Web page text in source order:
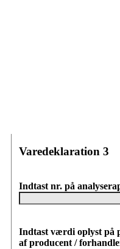
Varedeklaration 3
Indtast nr. på
Indtast værdi oplyst på
af producent /